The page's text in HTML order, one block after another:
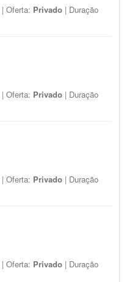
| Oferta: Privado | Duração
| Oferta: Privado | Duração
| Oferta: Privado | Duração
| Oferta: Privado | Duração